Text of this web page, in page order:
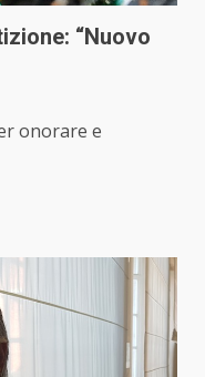
“Nuovo
onorare e